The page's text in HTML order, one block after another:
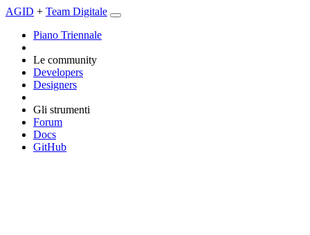
AGID + Team Digitale
Piano Triennale
Le community
Developers
Designers
Gli strumenti
Forum
Docs
GitHub